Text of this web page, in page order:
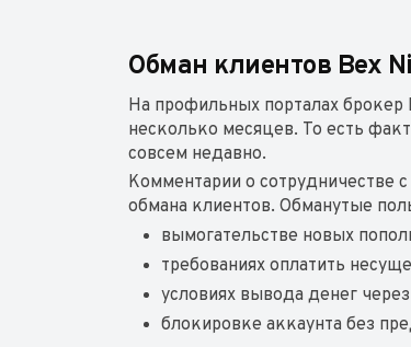
Обман клиентов Bex
На профильных порталах брокер
несколько месяцев. То есть
совсем недавно.
Комментарии о сотрудничестве
обмана клиентов. Обманутые
вымогательстве новых
требованиях оплатить
условиях вывода денег
блокировке аккаунта без